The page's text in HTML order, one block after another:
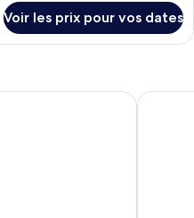
Voir les prix pour vos dates
Zedwell